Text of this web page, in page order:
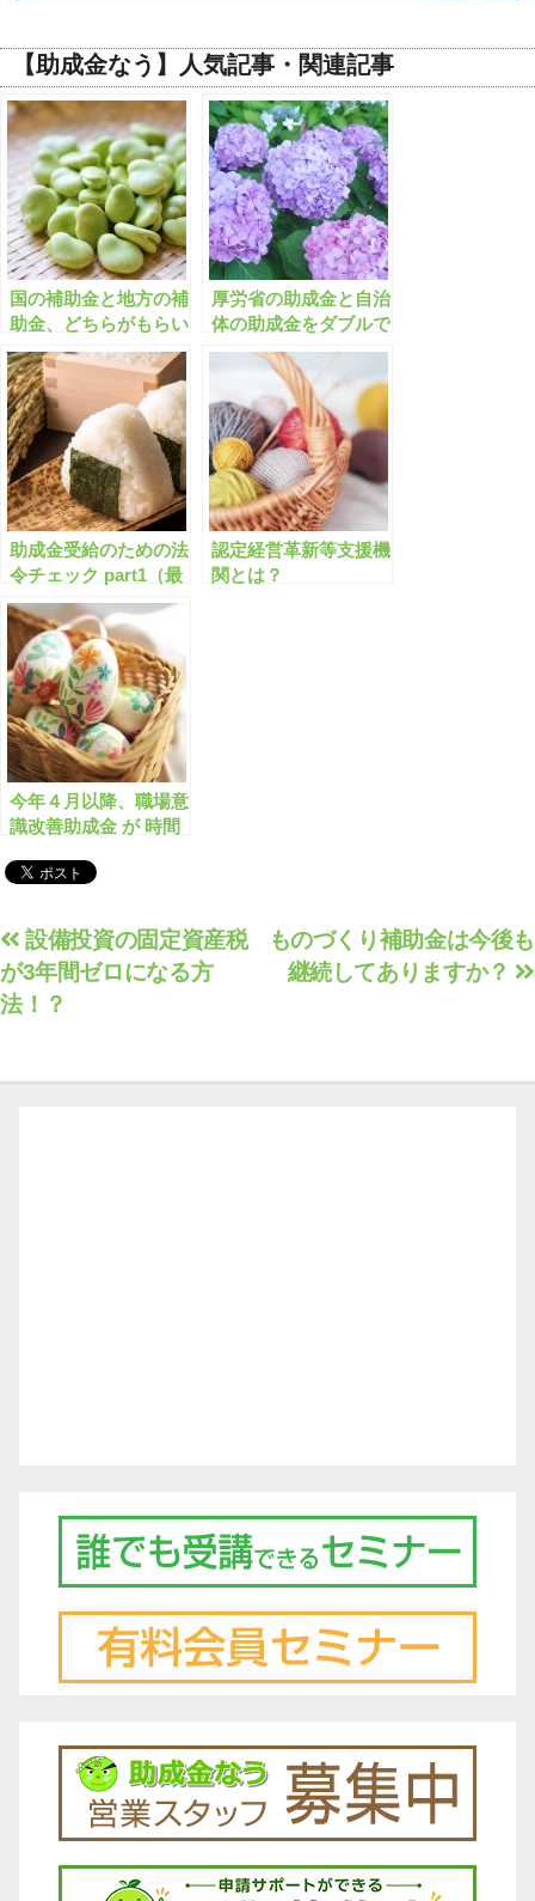
【助成金なう】人気記事・関連記事
国の補助金と地方の補
助金、どちらがもらい
やすいですか？
厚労省の助成金と自治
体の助成金をダブルで
もらうには？
助成金受給のための法
令チェック part1（最
低賃金編）
認定経営革新等支援機
関とは？
今年４月以降、職場意
識改善助成金 が 時間
に改称され、 大幅拡
投
稿
ナ
ゲ
ものづくり補助金は今後も
継続してありますか？
設備投資の固定資産税
が3年間ゼロになる方
法！？